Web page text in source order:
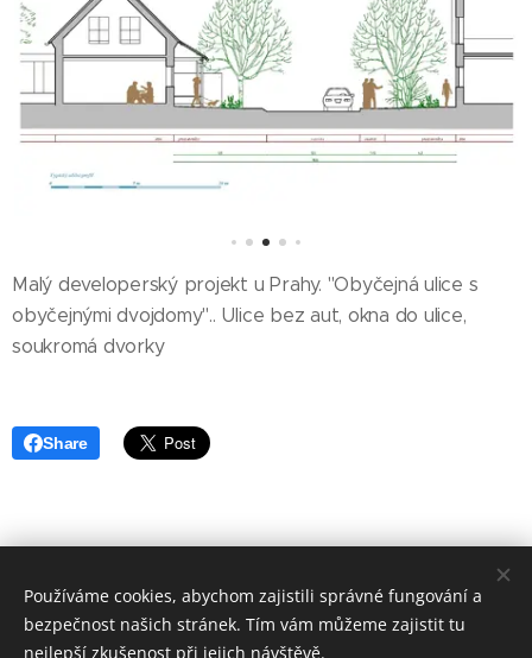
Malý developerský projekt u Prahy. "Obyčejná ulice s
obyčejnými dvojdomy".. Ulice bez aut, okna do ulice,
soukromá dvorky
Share
Copyrights jsou brzdou pokroku. Vše zde je k volnému šíření.
Jen prosíme o uvádění autorů. |Ochrana soukromí
Používáme cookies, abychom zajistili správné fungování a
bezpečnost našich stránek. Tím vám můžeme zajistit tu
nejlepší zkušenost při jejich návštěvě.